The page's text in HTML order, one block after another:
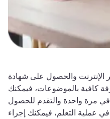
الإنترنت والحصول على شهادة
كافية بالموضوعات، فيمكنك
في مرة واحدة والتقدم للحصول
عملية التعلم، فيمكنك إجراء